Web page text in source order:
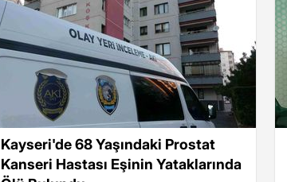
Kayseri'de 68 Yaşındaki Prostat
Kanseri Hastası Eşinin Yataklarında